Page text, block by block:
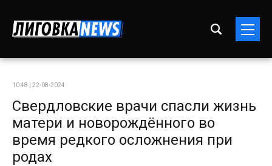
10:48 | 22-08-2024
Свердловские врачи спасли жизнь
матери и новорождённого во
время редкого осложнения при
родах